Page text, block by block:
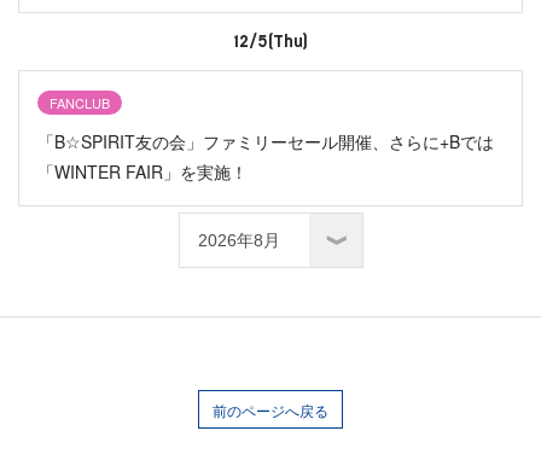
12/5(Thu)
FANCLUB
「B☆SPIRIT友の会」ファミリーセール開催、さらに+Bでは
「WINTER FAIR」を実施！
前のページへ戻る